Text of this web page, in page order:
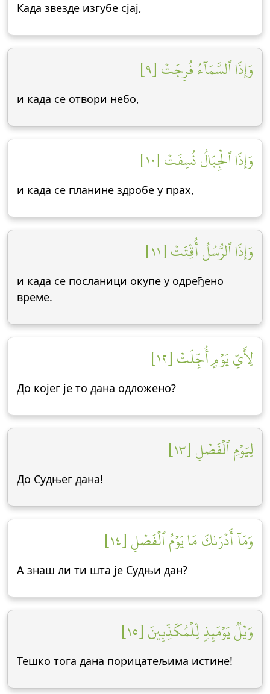
Када звезде изгубе сјај,
وَإِذَا ٱلسَّمَآءُ فُرِجَتۡ [٩]
и када се отвори небо,
وَإِذَا ٱلۡجِبَالُ نُسِفَتۡ [١٠]
и када се планине здробе у прах,
وَإِذَا ٱلرُّسُلُ أُقِّتَتۡ [١١]
и када се посланици окупе у одређено
време.
لِأَيِّ يَوۡمٍ أُجِّلَتۡ [١٢]
До којег је то дана одложено?
لِيَوۡمِ ٱلۡفَصۡلِ [١٣]
До Судњег дана!
وَمَآ أَدۡرَىٰكَ مَا يَوۡمُ ٱلۡفَصۡلِ [١٤]
А знаш ли ти шта је Судњи дан?
وَيۡلٞ يَوۡمَئِذٖ لِّلۡمُكَذِّبِينَ [١٥]
Тешко тога дана порицатељима истине!